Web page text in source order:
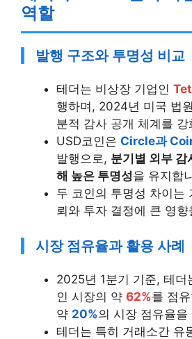
역할
발행 구조와 투명성 비교
테더는 비상장 기업인
행하며, 2024년 미국 법
분적 감사 공개 체계를
USD코인은 Circle과
발행으로, 분기별 외부 감
해 높은 투명성을 유지합
두 코인의 투명성 차이는
뢰와 투자 결정에 큰 영
시장 점유율과 활용 사례
2025년 1분기 기준, 테더
인 시장의 약 62%를 점
약 20%의 시장 점유율을
테더는 특히 거래소간 유